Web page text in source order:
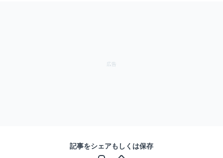
記事をシェアもしくは保存